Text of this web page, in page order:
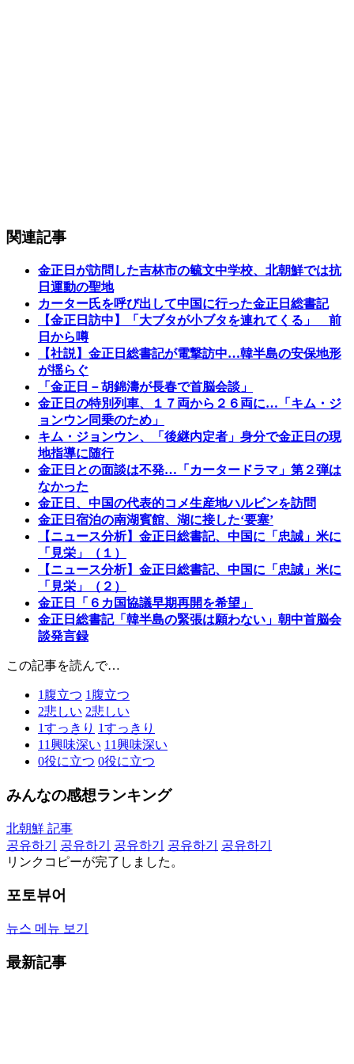
関連記事
金正日が訪問した吉林市の毓文中学校、北朝鮮では抗
日運動の聖地
カーター氏を呼び出して中国に行った金正日総書記
【金正日訪中】「大ブタが小ブタを連れてくる」 前
日から噂
【社説】金正日総書記が電撃訪中…韓半島の安保地形
が揺らぐ
「金正日－胡錦濤が長春で首脳会談」
金正日の特別列車、１７両から２６両に…「キム・ジ
ョンウン同乗のため」
キム・ジョンウン、「後継内定者」身分で金正日の現
地指導に随行
金正日との面談は不発…「カータードラマ」第２弾は
なかった
金正日、中国の代表的コメ生産地ハルビンを訪問
金正日宿泊の南湖賓館、湖に接した‘要塞’
【ニュース分析】金正日総書記、中国に「忠誠」米に
「見栄」（１）
【ニュース分析】金正日総書記、中国に「忠誠」米に
「見栄」（２）
金正日「６カ国協議早期再開を希望」
金正日総書記「韓半島の緊張は願わない」朝中首脳会
談発言録
この記事を読んで…
1 腹立つ 1 腹立つ
2悲しい 2悲しい
1すっきり 1すっきり
11興味深い 11興味深い
0役に立つ 0役に立つ
みんなの感想ランキング
北朝鮮 記事
공유하기
공유하기 공유하기 공유하기
공유하기
リンクコピーが完了しました。
포토뷰어
뉴스 메뉴 보기
最新記事